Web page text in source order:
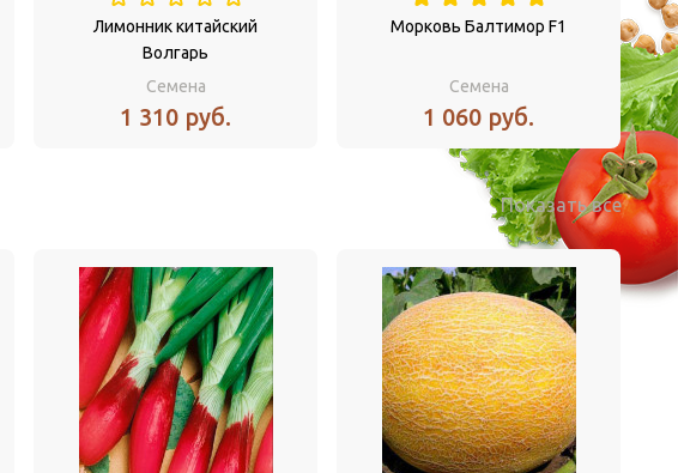
Лимонник китайский
Волгарь
Семена
1 310 руб.
Морковь Балтимор F1
Семена
1 060 руб.
Показать все